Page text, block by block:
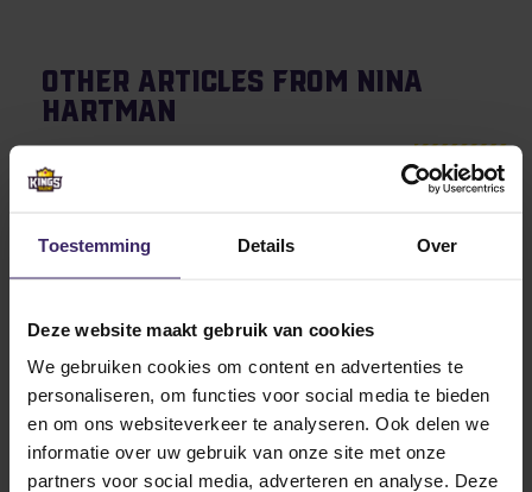
Toestemming Details Over
Deze website maakt gebruik van cookies
We gebruiken cookies om content en advertenties te
personaliseren, om functies voor social media te bieden
en om ons websiteverkeer te analyseren. Ook delen we
informatie over uw gebruik van onze site met onze
partners voor social media, adverteren en analyse. Deze
Other articles from Nina
Hartman
Updates
Talenten komen elkaar tegen en
shinen in de Play-offs!